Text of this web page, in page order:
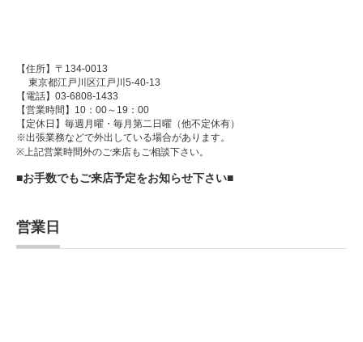
【住所】〒134-0013
東京都江戸川区江戸川5-40-13
【電話】03-6808-1433
【営業時間】10：00～19：00
【定休日】毎週月曜・毎月第二日曜（他不定休有）
※出張業務などで外出している場合があります。
※上記営業時間外のご来店もご相談下さい。
■お手数でもご来店予定をお知らせ下さい■
営業日